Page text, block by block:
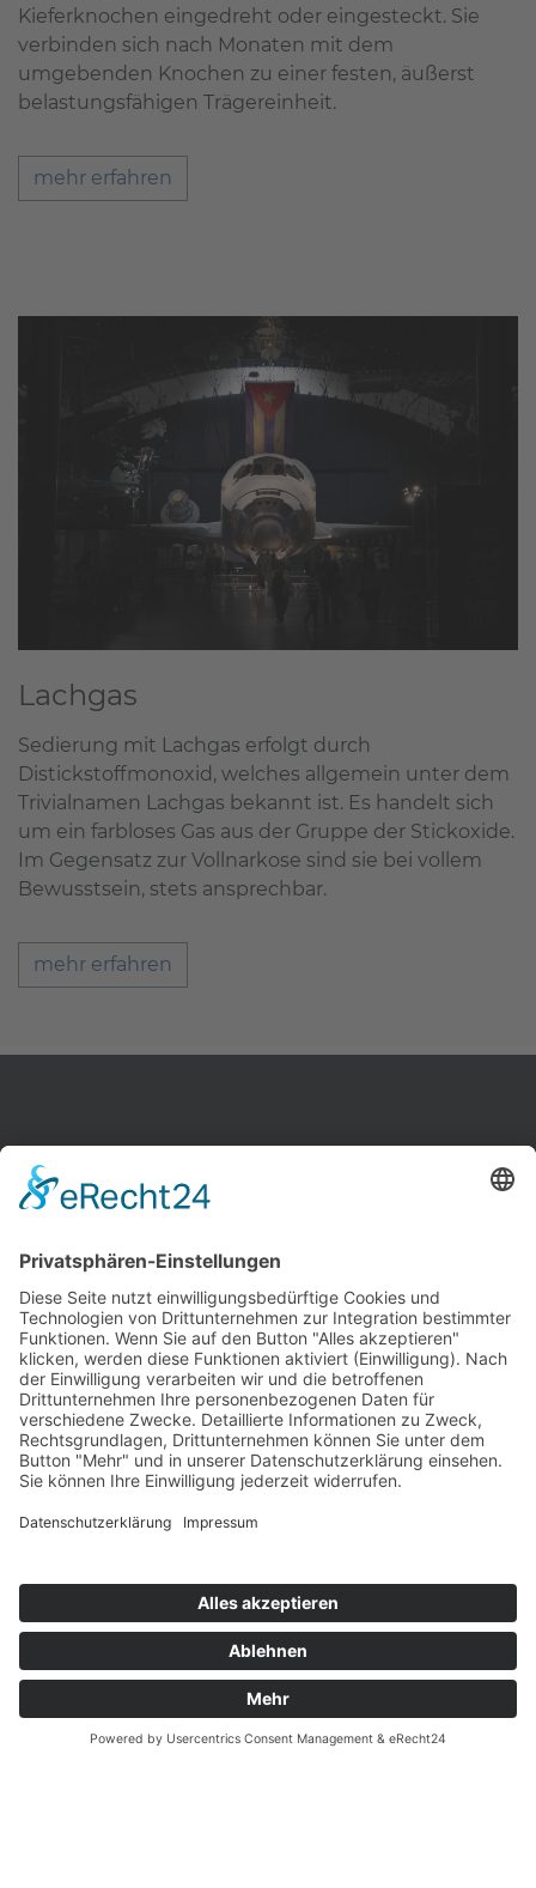
Kieferknochen eingedreht oder eingesteckt. Sie
verbinden sich nach Monaten mit dem
umgebenden Knochen zu einer festen, äußerst
belastungsfähigen Trägereinheit.
mehr erfahren
Lachgas
Sedierung mit Lachgas erfolgt durch
Distickstoffmonoxid, welches allgemein unter dem
Trivialnamen Lachgas bekannt ist. Es handelt sich
um ein farbloses Gas aus der Gruppe der Stickoxide.
Im Gegensatz zur Vollnarkose sind sie bei vollem
Bewusstsein, stets ansprechbar.
mehr erfahren
Zahnärzte Potsdam
Zahnarzt Suche
Notdienste Potsdam
Zahnarzt Notdienst
Wussten Sie schon?
©2026 Zahnärzte Potsdam
Datenschutzerklärung